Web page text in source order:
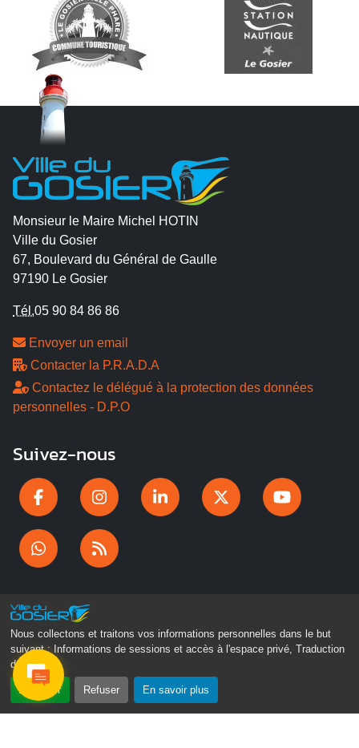
Nous collectons et traitons vos informations personnelles dans le but
suivant :
Informations de sessions et accès à l'espace privé, Traduction
des pages .
Accepter Refuser En savoir plus
Monsieur le Maire Michel HOTIN
Ville du Gosier
67, Boulevard du Général de Gaulle
97190 Le Gosier
Tél.05 90 84 86 86
Envoyer un email
Contacter la P.R.A.D.A
Contactez le délégué à la protection des données
personnelles - D.P.O
Suivez-nous
Gosier Connecté
Recevez chaque semaine l'actualité de votre ville